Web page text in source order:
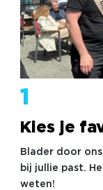
1
Kies je
Blader door
bij jullie past.
weten!